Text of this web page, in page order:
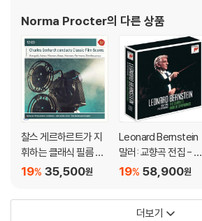
Norma Procter의 다른 상품
찰스 게르하르트가 지
휘하는 클래식 필름 스
코어 (Charles Gerhar
Film Scores)
35,500원
19%
Leonard Bernstein
말러: 교향곡 전집 - 레
너드 번스타인 (Mahle
mphony)
58,900원
19%
더보기